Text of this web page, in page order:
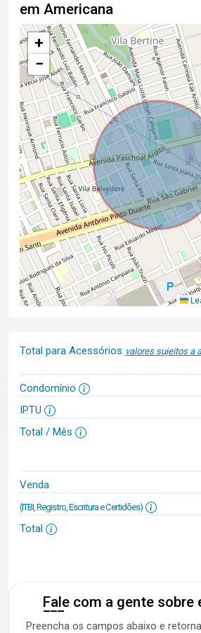
em Americana
+
−
Total para Acessórios valores sujeitos a
Condomínio
IPTU
Total / Mês
Venda
(ITBI, Registro, Escritura e Certidões)
Total
Fale com a gente sobre
Preencha os campos abaixo e